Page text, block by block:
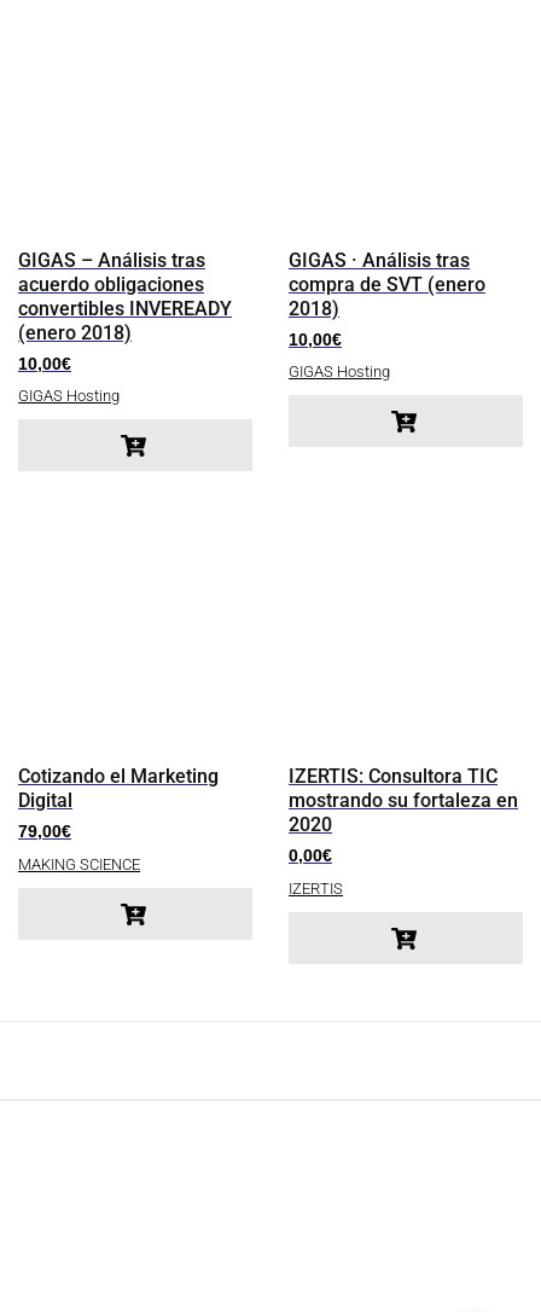
GIGAS – Análisis tras
acuerdo obligaciones
convertibles INVEREADY
(enero 2018)
10,00€
GIGAS Hosting
GIGAS · Análisis tras
compra de SVT (enero
2018)
10,00€
GIGAS Hosting
Cotizando el Marketing
Digital
79,00€
MAKING SCIENCE
IZERTIS: Consultora TIC
mostrando su fortaleza en
2020
0,00€
IZERTIS